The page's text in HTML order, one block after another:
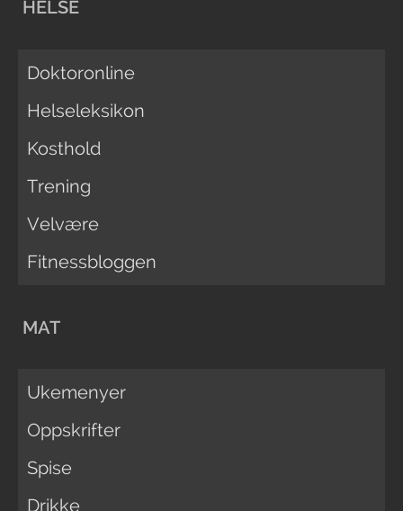
HELSE
Doktoronline
Helseleksikon
Kosthold
Trening
Velvære
Fitnessbloggen
MAT
Ukemenyer
Oppskrifter
Spise
Drikke